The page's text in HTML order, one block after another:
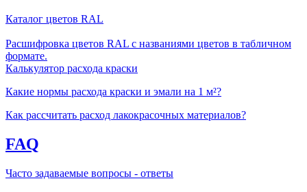
Каталог цветов RAL
Расшифровка цветов RAL с названиями цветов в табличном
формате.
Калькулятор расхода краски
Какие нормы расхода краски и эмали на 1 м²?
Как рассчитать расход лакокрасочных материалов?
FAQ
Часто задаваемые вопросы - ответы